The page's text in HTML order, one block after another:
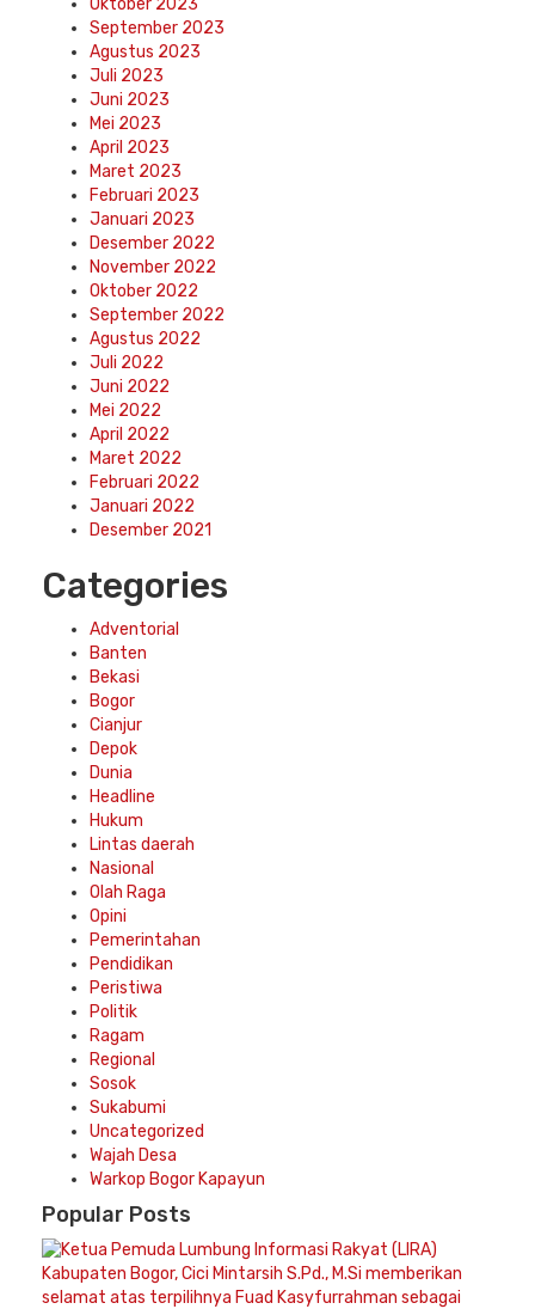
Oktober 2023
September 2023
Agustus 2023
Juli 2023
Juni 2023
Mei 2023
April 2023
Maret 2023
Februari 2023
Januari 2023
Desember 2022
November 2022
Oktober 2022
September 2022
Agustus 2022
Juli 2022
Juni 2022
Mei 2022
April 2022
Maret 2022
Februari 2022
Januari 2022
Desember 2021
Categories
Adventorial
Banten
Bekasi
Bogor
Cianjur
Depok
Dunia
Headline
Hukum
Lintas daerah
Nasional
Olah Raga
Opini
Pemerintahan
Pendidikan
Peristiwa
Politik
Ragam
Regional
Sosok
Sukabumi
Uncategorized
Wajah Desa
Warkop Bogor Kapayun
Popular Posts